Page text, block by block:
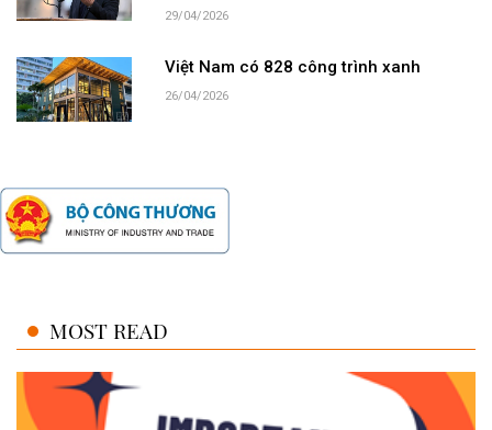
29/04/2026
Việt Nam có 828 công trình xanh
26/04/2026
MOST READ